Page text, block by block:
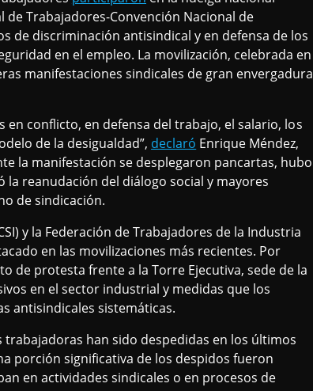
Trabajadores-Convención Nacional de
de discriminación antisindical y en defensa de los
en el empleo. La movilización, celebrada en
manifestaciones sindicales de gran envergadura
en conflicto, en defensa del trabajo, el salario, los
de la desigualdad”, declaró Enrique Méndez,
la manifestación se desplegaron pancartas, hubo
reanudación del diálogo social y mayores
de sindicación.
y la Federación de Trabajadores de la Industria
en las movilizaciones más recientes. Por
de protesta frente a la Torre Ejecutiva, sede de la
en el sector industrial y medidas que los
antisindicales sistemáticas.
han sido despedidas en los últimos
porción significativa de los despidos fueron
en actividades sindicales o en procesos de